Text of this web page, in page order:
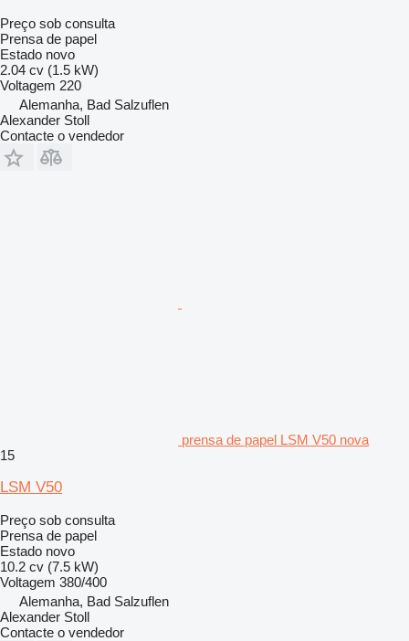
Preço sob consulta
Prensa de papel
Estado novo
2.04 cv (1.5 kW)
Voltagem 220
Alemanha, Bad Salzuflen
Alexander Stoll
Contacte o vendedor
prensa de papel LSM V50 nova
15
LSM V50
Preço sob consulta
Prensa de papel
Estado novo
10.2 cv (7.5 kW)
Voltagem 380/400
Alemanha, Bad Salzuflen
Alexander Stoll
Contacte o vendedor